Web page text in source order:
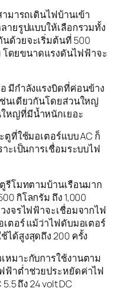
มารถเดินไฟบ้านเข้า
ายรูปแบบให้เลือกรวมทั้ง
ด้วยจะเริ่มต้นที่ 500
โดยขนาดแรงดันไฟฟ้าจะ
มีกำลังแรงบิดที่ค่อนข้าง
นเดียวกันโดยส่วนใหญ่
หญ่ที่มีน้ำหนักเยอะ
ที่ใช้มอเตอร์แบบ AC ก็
ะเป็นการเชื่อมระบบไฟ
รีโมทตามบ้านเรือนมาก
กิโลกรัม ถึง 1,000
งจรไฟฟ้าจะเชื่อมจากไฟ
ตอร์ แม้ว่าไฟดับมอเตอร์
ได้สูงสุดถึง 200 ครั้ง
หมาะกับการใช้งานตาม
ฟ้าต่ำช่วยประหยัดค่าไฟ
ถึง 24 volt DC